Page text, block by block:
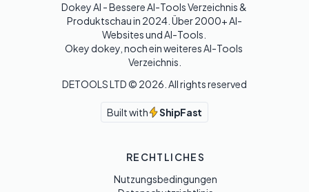
Dokey AI - Bessere AI-Tools Verzeichnis &
Produktschau in 2024. Über 2000+ AI-
Websites und AI-Tools.
Okey dokey, noch ein weiteres AI-Tools
Verzeichnis.
DETOOLS LTD © 2026 . All rights reserved
Built with ShipFast
RECHTLICHES
Nutzungsbedingungen